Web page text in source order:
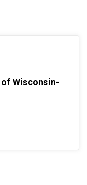
Wisconsin-